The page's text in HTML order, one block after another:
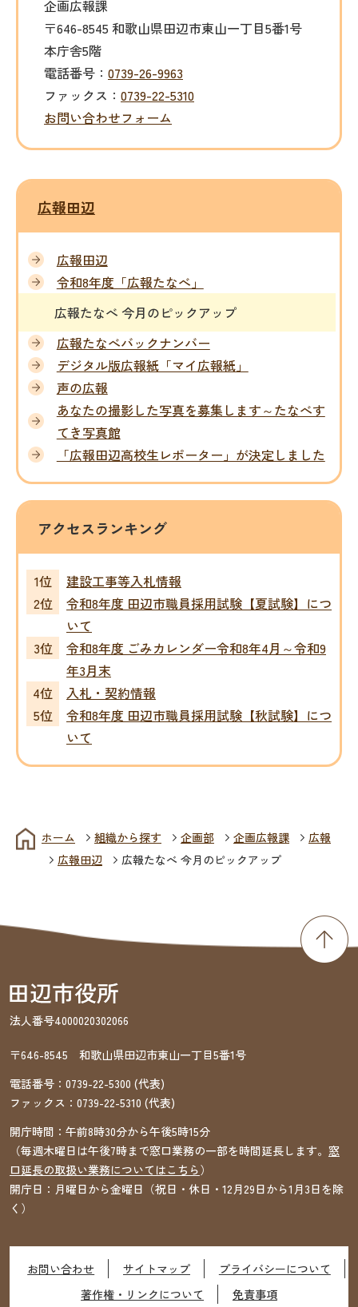
企画広報課
〒646-8545 和歌山県田辺市東山一丁目5番1号
本庁舎5階
電話番号： 0739-26-9963
ファックス： 0739-22-5310
お問い合わせフォーム
広報田辺
広報田辺
令和8年度「広報たなべ」
広報たなべ 今月のピックアップ
広報たなべバックナンバー
デジタル版広報紙「マイ広報紙」
声の広報
あなたの撮影した写真を募集します～たなべす
てき写真館
「広報田辺高校生レポーター」が決定しました
アクセスランキング
建設工事等入札情報
令和8年度 田辺市職員採用試験【夏試験】につ
いて
令和8年度 ごみカレンダー令和8年4月～令和9
年3月末
入札・契約情報
令和8年度 田辺市職員採用試験【秋試験】につ
いて
ホーム 組織から探す 企画部 企画広報課
広報
広報田辺
広報たなべ 今月のピックアップ
法人番号4000020302066
〒646-8545 和歌山県田辺市東山一丁目5番1号
電話番号： 0739-22-5300 (代表)
ファックス： 0739-22-5310 (代表)
開庁時間：午前8時30分から午後5時15分
（毎週木曜日は午後7時まで窓口業務の一部を時間延長します。 窓
口延長の取扱い業務についてはこちら）
開庁日：月曜日から金曜日（祝日・休日・12月29日から1月3日を除
く）
お問い合わせ サイトマップ
プライバシーについて
著作権・リンクについて
免責事項